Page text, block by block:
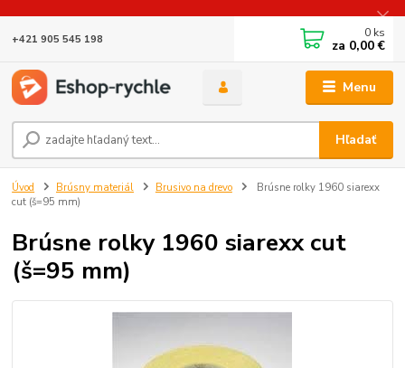
Menu
Hľadať
+421 905 545 198 0 ks
za 0,00 €
Úvod Brúsny materiál Brusivo na drevo
Brúsne rolky 1960 siarexx
cut (š=95 mm)
Brúsne rolky 1960 siarexx cut
(š=95 mm)